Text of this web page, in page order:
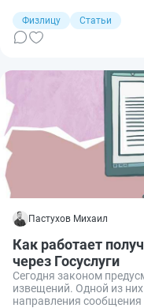
часто упускают из виду,
начале строительства.
касается лишь
рассказываю, как
строительства жилого
Физлицу
Статьи
Пастухов Михаил
Как работает
через Госуслуги
Сегодня законом
извещений. Одной из
направления сообщения